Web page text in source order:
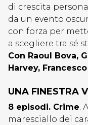
di crescita
da un evento
con forza per
a scegliere tra sé
Con Raoul Bova,
Harvey,
UNA FINESTRA
8 episodi. Crime.
maresciallo dei